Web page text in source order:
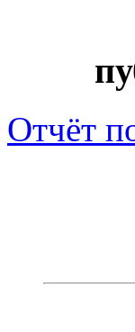
Отчёт